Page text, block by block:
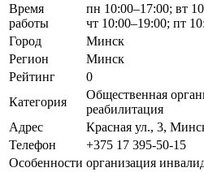
Время
работы
пн 10:00–17:00; вт
чт 10:00–19:00; пт
Город
Минск
Регион
Минск
Рейтинг
0
Категория
Общественная
реабилитация
Адрес
Красная ул., 3,
Телефон
+375 17 395-50-15
Особенности организация